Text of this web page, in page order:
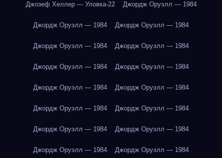
Джозеф Хеллер — Уловка-22 Джордж Оруэлл — 1984
Джордж Оруэлл — 1984 Джордж Оруэлл — 1984
Джордж Оруэлл — 1984 Джордж Оруэлл — 1984
Джордж Оруэлл — 1984 Джордж Оруэлл — 1984
Джордж Оруэлл — 1984 Джордж Оруэлл — 1984
Джордж Оруэлл — 1984 Джордж Оруэлл — 1984
Джордж Оруэлл — 1984 Джордж Оруэлл — 1984
Джордж Оруэлл — 1984 Джордж Оруэлл — 1984